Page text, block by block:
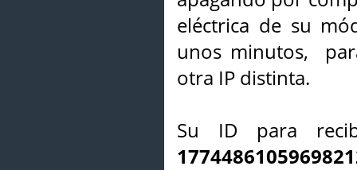
eléctrica de su
unos minutos,
otra IP distinta.
Su ID para